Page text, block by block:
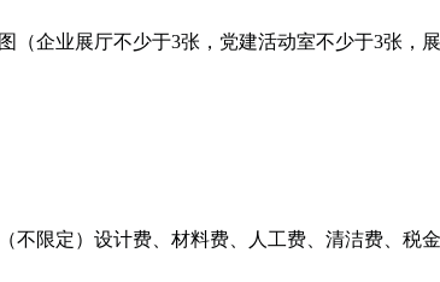
（企业展厅不少于3张，党建活动室不少于3张，展
不限定）设计费、材料费、人工费、清洁费、税金